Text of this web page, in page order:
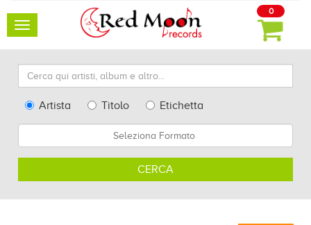
Toggle
0
Cerca
qui
artisti,
altro...
TypeArtista Titolo
Etichetta
CERCA